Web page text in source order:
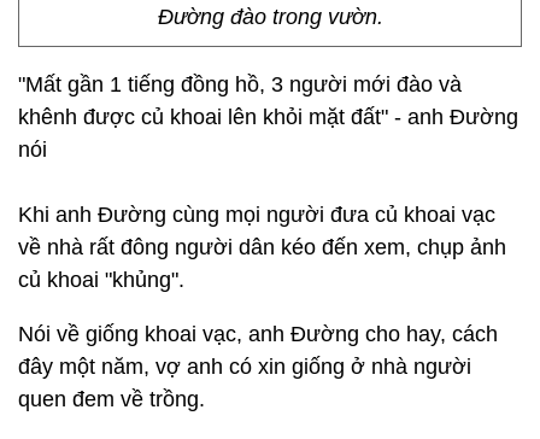
Đường đào trong vườn.
"Mất gần 1 tiếng đồng hồ, 3 người mới đào và
khênh được củ khoai lên khỏi mặt đất" - anh Đường
nói
Khi anh Đường cùng mọi người đưa củ khoai vạc
về nhà rất đông người dân kéo đến xem, chụp ảnh
củ khoai "khủng".
Nói về giống khoai vạc, anh Đường cho hay, cách
đây một năm, vợ anh có xin giống ở nhà người
quen đem về trồng.